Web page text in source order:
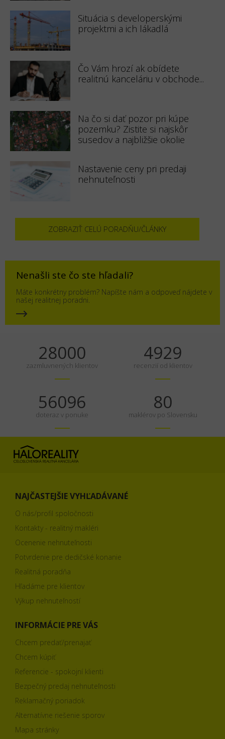
Situácia s developerskými
projektmi a ich lákadlá
Čo Vám hrozí ak obídete
realitnú kanceláriu v obchode...
Na čo si dať pozor pri kúpe
pozemku? Zistite si najskôr
susedov a najbližšie okolie
Nastavenie ceny pri predaji
nehnuteľnosti
ZOBRAZIŤ CELÚ PORADŇU/ČLÁNKY
Nenašli ste čo ste hľadali?
Máte konkrétny problém? Napíšte nám a odpoveď nájdete v
našej realitnej poradni.
35000
zazmluvnených klientov
6161
recenzií od klientov
70120
doteraz v ponuke
100
maklérov po Slovensku
NAJČASTEJŠIE VYHĽADÁVANÉ
O nás/profil spoločnosti
Kontakty - realitný makléri
Ocenenie nehnuteľnosti
Potvrdenie pre dedičské konanie
Realitná poradňa
Hľadáme pre klientov
Výkup nehnuteľností
INFORMÁCIE PRE VÁS
Chcem predať/prenajať
Chcem kúpiť
Referencie - spokojní klienti
Bezpečný predaj nehnuteľnosti
Reklamačný poriadok
Alternatívne riešenie sporov
Mapa stránky